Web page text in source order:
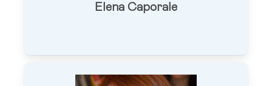
Elena Caporale